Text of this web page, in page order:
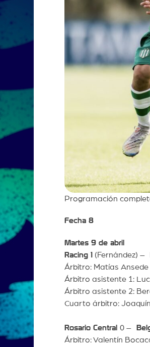
Programación
Fecha 8
Martes 9 de abril
Racing 1(Fernández) –
Árbitro: Matías Ansede
Árbitro asistente 1:
Árbitro asistente 2:
Cuarto árbitro:
Rosario Central 0 –
Árbitro: Valentín